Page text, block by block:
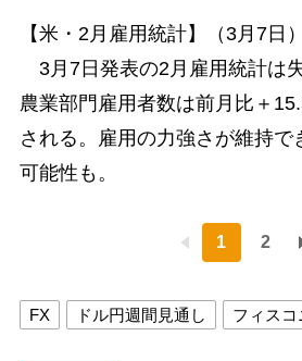
【米・2月雇用統計】（3月7日）
3月7日発表の2月雇用統計は
農業部門雇用者数は前月比＋
される。雇用の力強さが維持で
可能性も。
1 2
FX ドル円週間見通し フィスコ